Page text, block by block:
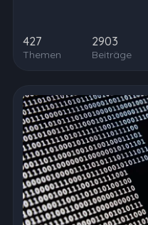
427
Themen
2903
Beiträge